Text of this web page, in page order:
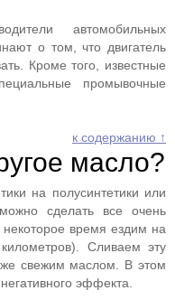
автомобильных
о том, что двигатель
Кроме того, известные
промывочные
к содержанию ↑
масло?
на полусинтетики или
сделать все очень
время ездим на
Сливаем эту
свежим маслом. В этом
эффекта.